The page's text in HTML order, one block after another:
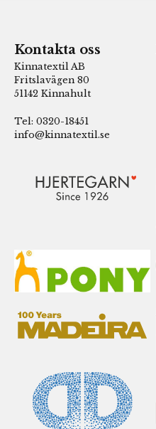
Kontakta oss
Kinnatextil AB
Fritslavägen 80
51142 Kinnahult
Tel: 0320-18451
info@kinnatextil.se